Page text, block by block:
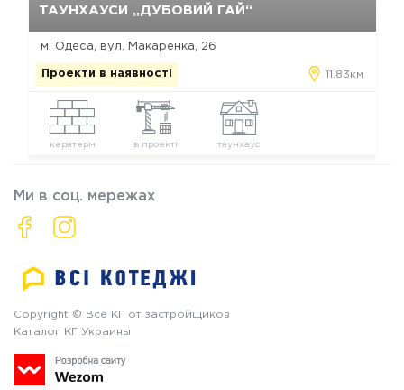
ТАУНХАУСИ „ДУБОВИЙ ГАЙ“
м. Одеса, вул. Макаренка, 26
Проекти в наявності 11.83км
кератерм в проекті таунхаус
Ми в соц. мережах
Copyright © Все КГ от застройщиков
Каталог КГ Украины